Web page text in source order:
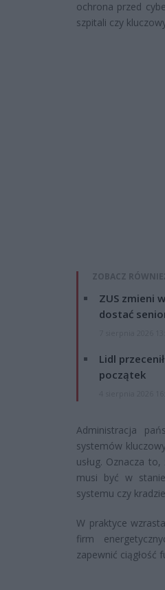
ochrona przed
szpitali czy
ZOBACZ
ZUS zmieni
dostać
Lidl
początek
Administracja
systemów
usług. Oznacza
musi być w
systemu czy
W praktyce
firm
zapewnić